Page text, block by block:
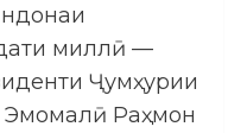
миллӣ —
Ҷумҳурии
Эмомалӣ Раҳмон